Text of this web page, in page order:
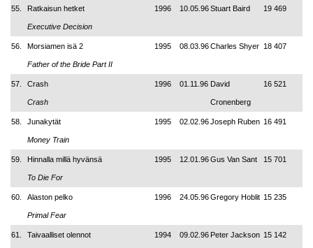
55. Ratkaisun hetket
Executive Decision
1996 10.05.96Stuart Baird 19 469
56. Morsiamen isä 2
Father of the Bride Part II
1995 08.03.96Charles Shyer 18 407
57. Crash
Crash
1996 01.11.96 David
Cronenberg
16 521
58. Junakytät
Money Train
1995 02.02.96Joseph Ruben 16 491
59. Hinnalla millä hyvänsä
To Die For
1995 12.01.96Gus Van Sant 15 701
60. Alaston pelko
Primal Fear
1996 24.05.96Gregory Hoblit 15 235
61. Taivaalliset olennot 1994 09.02.96 Peter Jackson 15 142